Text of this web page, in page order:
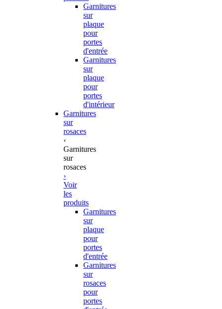
Garnitures
sur
plaque
pour
portes
d'entrée
Garnitures
sur
plaque
pour
portes
d'intérieur
Garnitures
sur
rosaces
‹
Garnitures
sur
rosaces
›
Voir
les
produits
Garnitures
sur
plaque
pour
portes
d'entrée
Garnitures
sur
rosaces
pour
portes